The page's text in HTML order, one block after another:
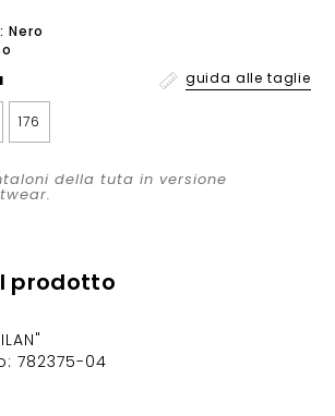
Nero
guida alle taglie
176
della tuta in versione
prodotto
782375-04